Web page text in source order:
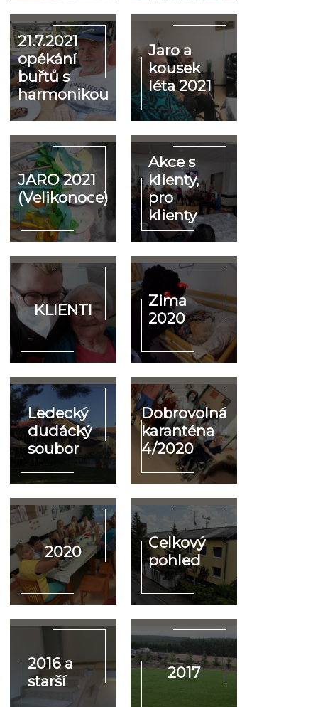
21.7.2021
opékání
buřtů s
harmonikou
Jaro a
kousek
léta 2021
JARO 2021
(Velikonoce)
Akce s
klienty,
pro
klienty
KLIENTI
Zima
2020
Ledecký
dudácký
soubor
Dobrovolná
karanténa
4/2020
2020
Celkový
pohled
2016 a
starší
2017